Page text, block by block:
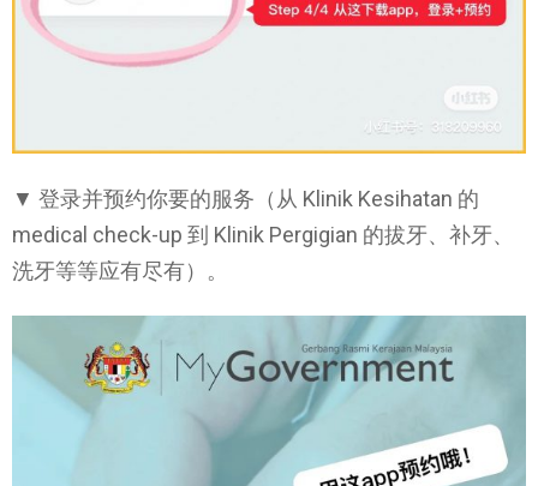
▼ 登录并预约你要的服务（从 Klinik Kesihatan 的
medical check-up 到 Klinik Pergigian 的拔牙、补牙、
洗牙等等应有尽有）。